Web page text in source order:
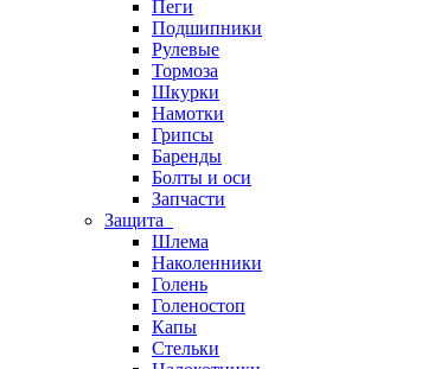
Пеги
Подшипники
Рулевые
Тормоза
Шкурки
Намотки
Грипсы
Баренды
Болты и оси
Запчасти
Защита
Шлема
Наколенники
Голень
Голеностоп
Капы
Стельки